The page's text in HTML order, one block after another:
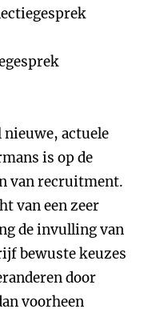
nieuwe, actuele
is op de
van recruitment.
van een zeer
de invulling van
bewuste keuzes
door
voorheen